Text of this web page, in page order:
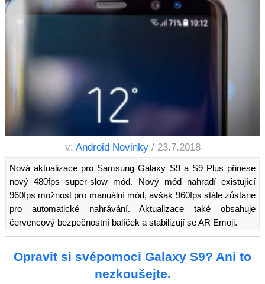
v: Android Novinky / 23.7.2018
Nová aktualizace pro Samsung Galaxy S9 a S9 Plus přinese
nový 480fps super-slow mód. Nový mód nahradí existující
960fps možnost pro manuální mód, avšak 960fps stále zůstane
pro automatické nahrávání. Aktualizace také obsahuje
červencový bezpečnostní balíček a stabilizují se AR Emoji.
Opravit si svépomoci Galaxy S9? Ani to
nezkoušejte.